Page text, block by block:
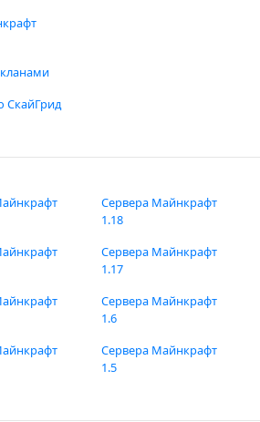
СкайГрид
Сервера Майнкрафт
1.18
Сервера Майнкрафт
1.17
Сервера Майнкрафт
1.6
Сервера Майнкрафт
1.5